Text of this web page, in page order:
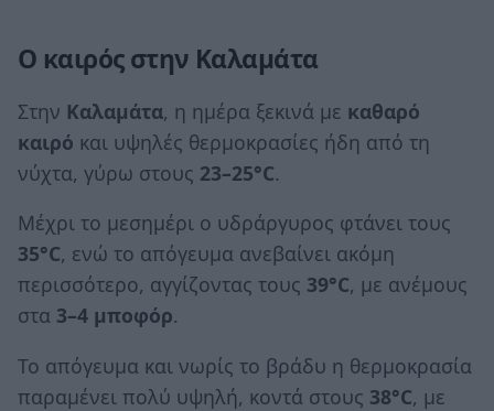
Ο καιρός στην Καλαμάτα
Στην Καλαμάτα, η ημέρα ξεκινά με καθαρό
καιρό και υψηλές θερμοκρασίες ήδη από τη
νύχτα, γύρω στους 23–25°C.
Μέχρι το μεσημέρι ο υδράργυρος φτάνει τους
35°C, ενώ το απόγευμα ανεβαίνει ακόμη
περισσότερο, αγγίζοντας τους 39°C, με ανέμους
στα 3–4 μποφόρ.
Το απόγευμα και νωρίς το βράδυ η θερμοκρασία
παραμένει πολύ υψηλή, κοντά στους 38°C, με